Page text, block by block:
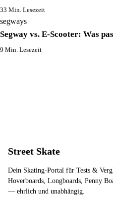
33 Min. Lesezeit
segways
Segway vs. E-Scooter: Was
9 Min. Lesezeit
Street Skate
Dein Skating-Portal für Tests &
Hoverboards, Longboards, Penny
— ehrlich und unabhängig.